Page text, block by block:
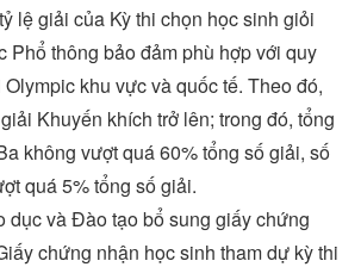
lệ giải của Kỳ thi chọn học sinh giỏi
Phổ thông bảo đảm phù hợp với quy
khu vực và quốc tế. Theo đó,
Khuyến khích trở lên; trong đó, tổng
không vượt quá 60% tổng số giải, số
quá 5% tổng số giải.
dục và Đào tạo bổ sung giấy chứng
chứng nhận học sinh tham dự kỳ thi